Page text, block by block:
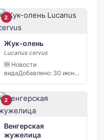
2
Жук-олень
Lucanus cervus
🆕 Новости
видаДобавлено: 30 июня
[…]
2
Венгерская
жужелица